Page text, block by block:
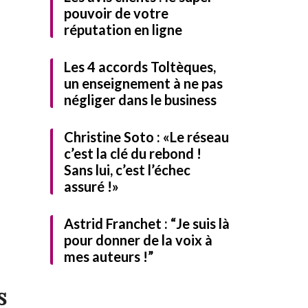
notre guide
pouvoir de votre
réputation en ligne
Les 4 accords Toltèques,
un enseignement à ne pas
négliger dans le business
Christine Soto : «Le réseau
c’est la clé du rebond !
Sans lui, c’est l’échec
assuré !»
Astrid Franchet : “Je suis là
pour donner de la voix à
mes auteurs !”